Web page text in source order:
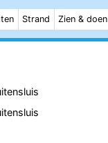
Strand Zien & doen